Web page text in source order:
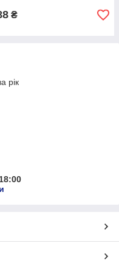
₴
рік